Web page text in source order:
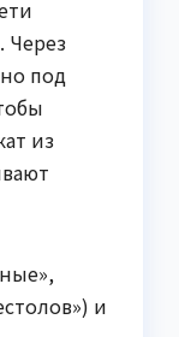
Через
под
из
и